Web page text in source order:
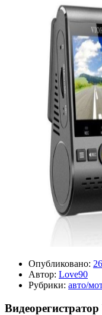
Опубликовано:
Автор: Love90
Рубрики: авто/